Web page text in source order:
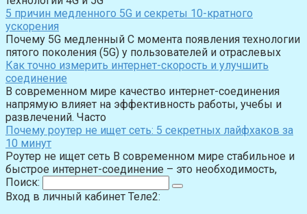
5 причин медленного 5G и секреты 10-кратного
ускорения
Почему 5G медленный С момента появления технологии
пятого поколения (5G) у пользователей и отраслевых
Как точно измерить интернет-скорость и улучшить
соединение
В современном мире качество интернет-соединения
напрямую влияет на эффективность работы, учебы и
развлечений. Часто
Почему роутер не ищет сеть: 5 секретных лайфхаков за
10 минут
Роутер не ищет сеть В современном мире стабильное и
быстрое интернет-соединение – это необходимость,
Поиск:
Вход в личный кабинет Теле2: